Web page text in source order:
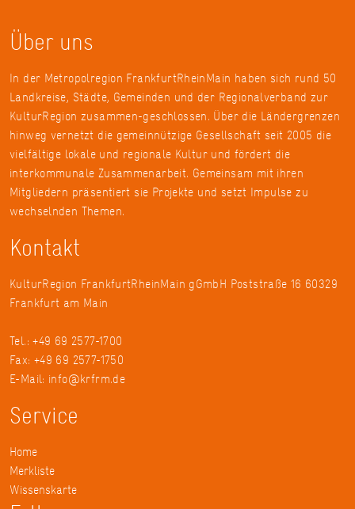
Über uns
In der Metropolregion FrankfurtRheinMain haben sich rund 50
Landkreise, Städte, Gemeinden und der Regionalverband zur
KulturRegion zusammen-geschlossen. Über die Ländergrenzen
hinweg vernetzt die gemeinnützige Gesellschaft seit 2005 die
vielfältige lokale und regionale Kultur und fördert die
interkommunale Zusammenarbeit. Gemeinsam mit ihren
Mitgliedern präsentiert sie Projekte und setzt Impulse zu
wechselnden Themen.
Kontakt
KulturRegion FrankfurtRheinMain gGmbH Poststraße 16 60329
Frankfurt am Main
Tel.: +49 69 2577-1700
Fax: +49 69 2577-1750
E-Mail: info@krfrm.de
Service
Home
Merkliste
Wissenskarte